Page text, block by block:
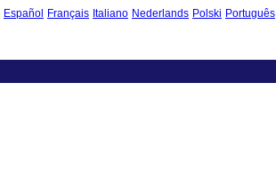
Español Français Italiano Nederlands Polski Português